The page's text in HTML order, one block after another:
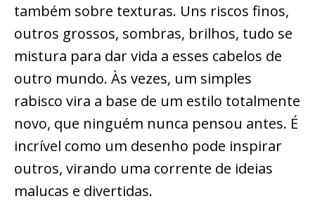
também sobre texturas. Uns riscos finos,
outros grossos, sombras, brilhos, tudo se
mistura para dar vida a esses cabelos de
outro mundo. Às vezes, um simples
rabisco vira a base de um estilo totalmente
novo, que ninguém nunca pensou antes. É
incrível como um desenho pode inspirar
outros, virando uma corrente de ideias
malucas e divertidas.